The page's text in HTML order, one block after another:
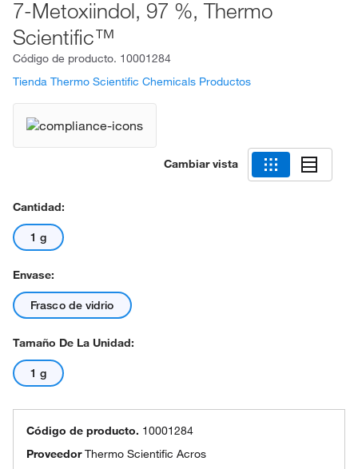
7-Metoxiindol, 97 %, Thermo
Scientific™
Código de producto. 10001284
Tienda Thermo Scientific Chemicals Productos
Cambiar vista
Cantidad:
1 g
Envase:
Frasco de vidrio
Tamaño De La Unidad:
1 g
Código de producto. 10001284
ProveedorThermo Scientific Acros